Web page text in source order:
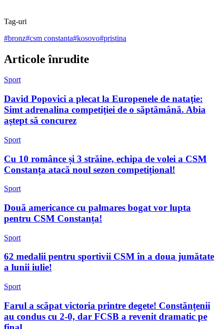
Tag-uri
#bronz#csm constanta#kosovo#pristina
Articole înrudite
Sport
David Popovici a plecat la Europenele de nataţie:
Simt adrenalina competiţiei de o săptămână. Abia
aştept să concurez
Sport
Cu 10 românce și 3 străine, echipa de volei a CSM
Constanța atacă noul sezon competițional!
Sport
Două americance cu palmares bogat vor lupta
pentru CSM Constanța!
Sport
62 medalii pentru sportivii CSM în a doua jumătate
a lunii iulie!
Sport
Farul a scăpat victoria printre degete! Constănțenii
au condus cu 2-0, dar FCSB a revenit dramatic pe